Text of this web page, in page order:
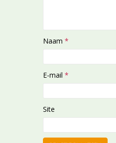
Naam *
E-mail *
Site